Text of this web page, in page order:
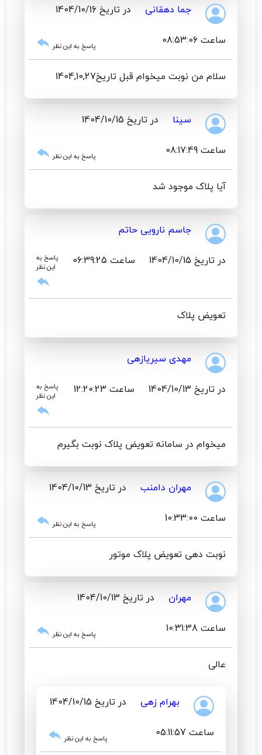
جما دهقانی
در تاریخ 1404/10/16
ساعت 08:53:06
پاسخ به این نظر
سلام من نوبت میخوام قبل تاریخ1404,10,27
سینا
در تاریخ 1404/10/15
ساعت 08:17:49
پاسخ به این نظر
آیا پلاک موجود شد
جاسم نارویی حاتم
در تاریخ 1404/10/15
ساعت 06:39:25
پاسخ به
این نظر
تعویض پلاک
مهدی سیریازهی
در تاریخ 1404/10/13
ساعت 12:20:23
پاسخ به
این نظر
میخوام در سامانه تعویض پلاک نوبت بگیرم
مهران دامنب
در تاریخ 1404/10/13
ساعت 10:33:00
پاسخ به این نظر
نوبت دهی تعویض پلاک موتور
مهران
در تاریخ 1404/10/13
ساعت 10:31:38
پاسخ به این نظر
عالی
بهرام زهی
در تاریخ 1404/10/15
ساعت 05:11:57
پاسخ به این نظر